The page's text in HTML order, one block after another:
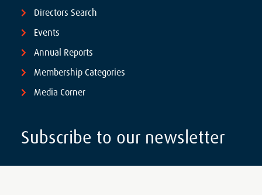
Directors Search
Events
Annual Reports
Membership Categories
Media Corner
Subscribe to our newsletter